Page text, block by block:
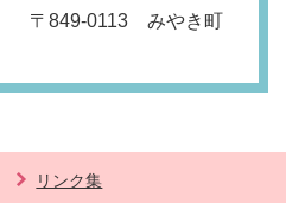
〒849‐0113 みやき町
リンク集